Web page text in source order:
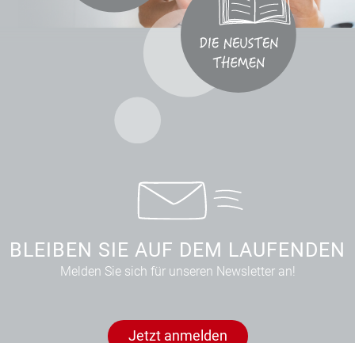
BLEIBEN SIE AUF DEM LAUFENDEN
Melden Sie sich für unseren Newsletter an!
Jetzt anmelden